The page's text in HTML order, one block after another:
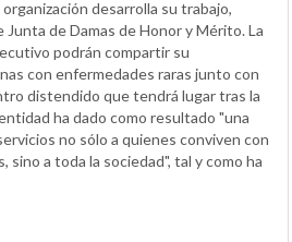
desarrolla su trabajo,
de Damas de Honor y Mérito. La
podrán compartir su
con enfermedades raras junto con
distendido que tendrá lugar tras la
ha dado como resultado "una
no sólo a quienes conviven con
sino a toda la sociedad", tal y como ha